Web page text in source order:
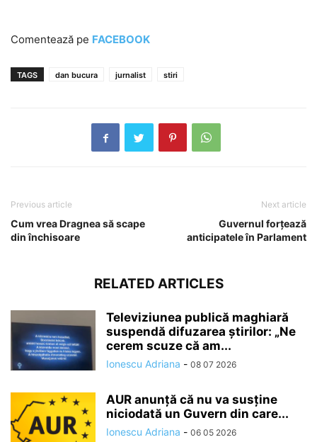
Comentează pe FACEBOOK
TAGS dan bucura jurnalist stiri
Previous article
Cum vrea Dragnea să scape
din închisoare
Next article
Guvernul forțează
anticipatele în Parlament
RELATED ARTICLES
Televiziunea publică maghiară
suspendă difuzarea ştirilor: „Ne
cerem scuze că am...
Ionescu Adriana - 08 07 2026
AUR anunță că nu va susține
niciodată un Guvern din care...
Ionescu Adriana - 06 05 2026